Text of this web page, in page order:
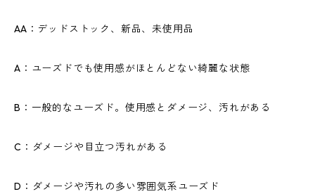
AA：デッドストック、新品、未使用品
A：ユーズドでも使用感がほとんどない綺麗な状態
B：一般的なユーズド。使用感とダメージ、汚れがある
C：ダメージや目立つ汚れがある
D：ダメージや汚れの多い雰囲気系ユーズド